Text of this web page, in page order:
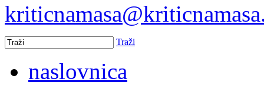
Traži
naslovnica